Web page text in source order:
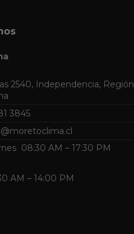
2540, Independencia, Región
3845
08:30 AM – 17:30 PM
AM – 14:00 PM